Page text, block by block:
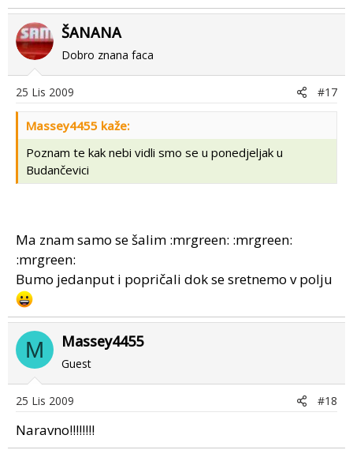
ŠANANA
Dobro znana faca
25 Lis 2009 #17
Massey4455 kaže:
Poznam te kak nebi vidli smo se u ponedjeljak u
Budančevici
Ma znam samo se šalim :mrgreen: :mrgreen:
:mrgreen:
Bumo jedanput i popričali dok se sretnemo v polju
M Massey4455
Guest
25 Lis 2009 #18
Naravno!!!!!!!!